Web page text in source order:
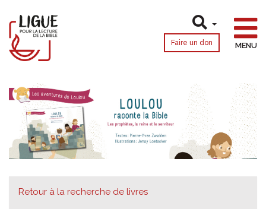
Faire un don MENU
Retour à la recherche de livres